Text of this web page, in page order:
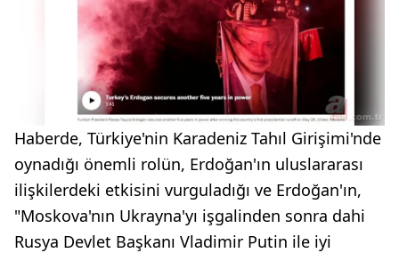
Haberde, Türkiye'nin Karadeniz Tahıl Girişimi'nde
oynadığı önemli rolün, Erdoğan'ın uluslararası
ilişkilerdeki etkisini vurguladığı ve Erdoğan'ın,
"Moskova'nın Ukrayna'yı işgalinden sonra dahi
Rusya Devlet Başkanı Vladimir Putin ile iyi